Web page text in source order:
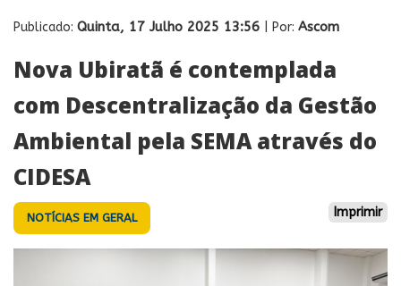
Publicado: Quinta, 17 Julho 2025 13:56 | Por: Ascom
Nova Ubiratã é contemplada
com Descentralização da Gestão
Ambiental pela SEMA através do
CIDESA
NOTÍCIAS EM GERAL Imprimir